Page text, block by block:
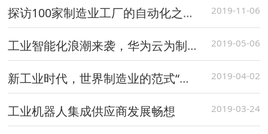
探访100家制造业工厂的自动化之路〡谁能向死而生？ 2019-11-06
工业智能化浪潮来袭，华为云为制造企业创造新价值 2019-05-06
新工业时代，世界制造业的范式“四变” 2019-04-02
工业机器人集成供应商发展畅想 2019-03-24